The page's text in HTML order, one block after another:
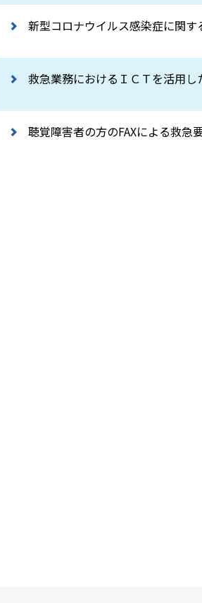
新型コロナウイルス感染症に関す
救急業務におけるＩＣＴを活用
聴覚障害者の方のFAXによる救急